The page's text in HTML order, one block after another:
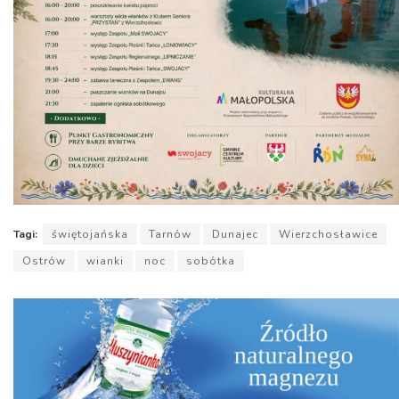
Tagi: świętojańska Tarnów Dunajec
Wierzchosławice
Ostrów
wianki noc sobótka